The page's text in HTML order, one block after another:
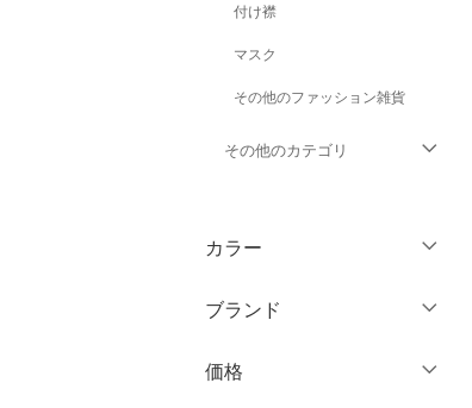
付け襟
マスク
その他のファッション雑貨
その他のカテゴリ
ジャケット・アウター
パンツ
ワンピース・ドレス
カラー
ブランド
価格